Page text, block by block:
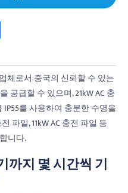
체로서 중국의 신뢰할 수 있는
공급할 수 있으며, 21kW AC 충
를 사용하여 충분한 수명을
파일, 11kW AC 충전 파일 등
니다.
까지 몇 시간씩 기